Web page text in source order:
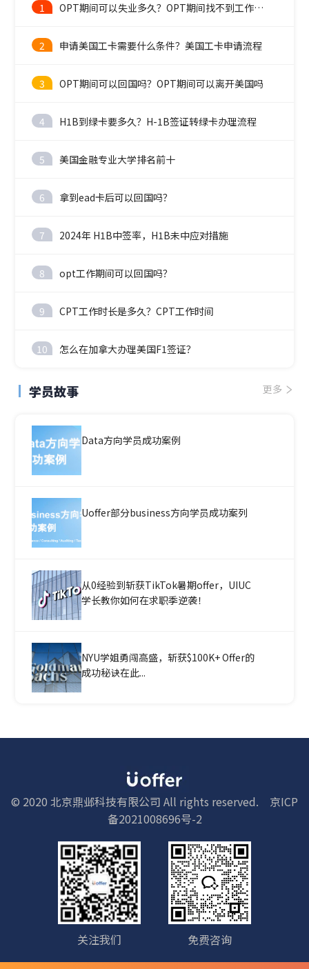
1 OPT期间可以失业多久？OPT期间找不到工作怎么办？
2 申请美国工卡需要什么条件？美国工卡申请流程
3 OPT期间可以回国吗？OPT期间可以离开美国吗
4 H1B到绿卡要多久？H-1B签证转绿卡办理流程
5 美国金融专业大学排名前十
6 拿到ead卡后可以回国吗？
7 2024年 H1B中签率，H1B未中应对措施
8 opt工作期间可以回国吗？
9 CPT工作时长是多久？CPT工作时间
10 怎么在加拿大办理美国F1签证？
学员故事 更多
Data方向学员成功案例
Uoffer部分business方向学员成功案列
从0经验到斩获TikTok暑期offer，UIUC
学长教你如何在求职季逆袭！
NYU学姐勇闯高盛，斩获$100K+ Offer的
成功秘诀在此...
© 2020 北京鼎邺科技有限公司 All rights reserved.
京ICP
备2021008696号-2
关注我们 免费咨询